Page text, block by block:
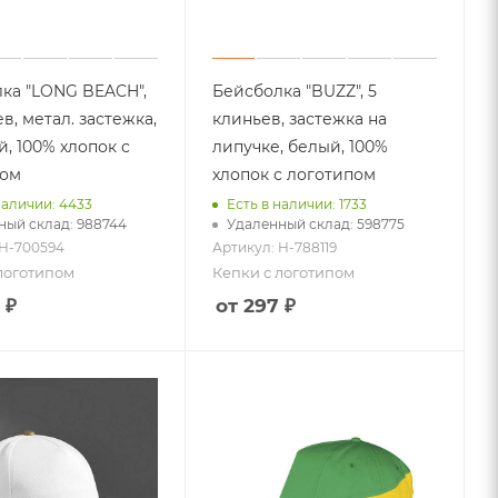
"LONG BEACH",
метал. застежка,
100% хлопок с
4433
склад: 988744
700594
₽
Бейсболка "BUZZ", 5
клиньев, застежка на
липучке, белый, 100%
хлопок с логотипом
Есть в наличии: 1733
Удаленный склад: 598775
Артикул: H-788119
Кепки с логотипом
от 297 ₽
Елочные игрушки
Новогодний декор
Корпоративные подарки на
Новый Год
Еще +6